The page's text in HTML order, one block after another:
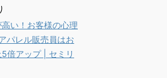
い！お客様の心理
パレル販売員はお
倍アップ | セミリ